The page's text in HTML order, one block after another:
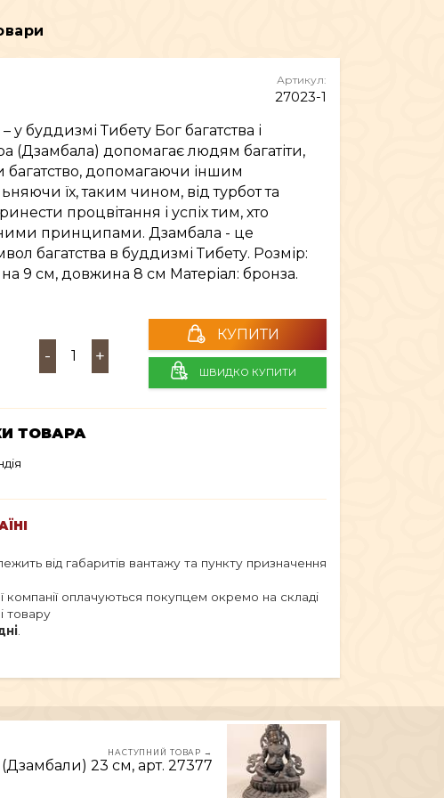
Артикул:
27023-1
у буддизмі Тибету Бог багатства і
(Дзамбала) допомагає людям багатіти,
багатство, допомагаючи іншим
їх, таким чином, від турбот та
процвітання і успіх тим, хто
принципами. Дзамбала - це
багатства в буддизмі Тибету. Розмір:
9 см, довжина 8 см Матеріал: бронза.
- +
КУПИТИ
ШВИДКО КУПИТИ
ТОВАРА
від габаритів вантажу та пункту призначення
компанії оплачуються покупцем окремо на складі
товару
НАСТУПНИЙ ТОВАР →
23 см, арт. 27377